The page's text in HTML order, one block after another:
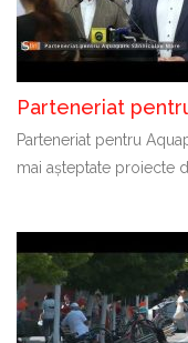
Parteneriat
Parteneriat pentru
mai așteptate proiecte